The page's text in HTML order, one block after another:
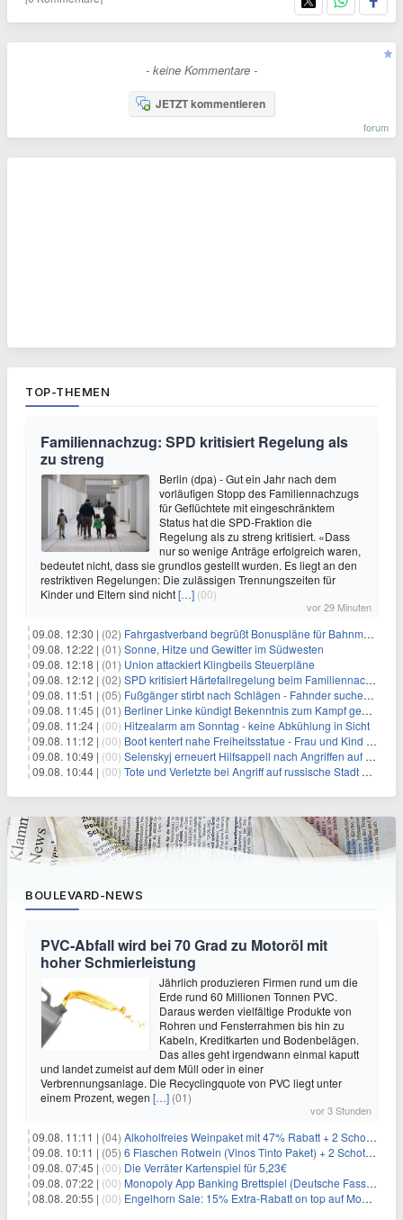
- keine Kommentare -
JETZT kommentieren
forum
TOP-THEMEN
Familiennachzug: SPD kritisiert Regelung als
zu streng
Berlin (dpa) - Gut ein Jahr nach dem
vorläufigen Stopp des Familiennachzugs
für Geflüchtete mit eingeschränktem
Status hat die SPD-Fraktion die
Regelung als zu streng kritisiert. «Dass
nur so wenige Anträge erfolgreich waren,
bedeutet nicht, dass sie grundlos gestellt wurden. Es liegt an den
restriktiven Regelungen: Die zulässigen Trennungszeiten für
Kinder und Eltern sind nicht[…] (00)
vor 29 Minuten
09.08. 12:30 | (02) Fahrgastverband begrüßt Bonuspläne für Bahnmanager
09.08. 12:22 | (01) Sonne, Hitze und Gewitter im Südwesten
09.08. 12:18 | (01) Union attackiert Klingbeils Steuerpläne
09.08. 12:12 | (02) SPD kritisiert Härtefallregelung beim Familiennachzug als zu streng
09.08. 11:51 | (05) Fußgänger stirbt nach Schlägen - Fahnder suchen Autofahrer
09.08. 11:45 | (01) Berliner Linke kündigt Bekenntnis zum Kampf gegen Antisemitismus an
09.08. 11:24 | (00) Hitzealarm am Sonntag - keine Abkühlung in Sicht
09.08. 11:12 | (00) Boot kentert nahe Freiheitsstatue - Frau und Kind sterben
09.08. 10:49 | (00) Selenskyj erneuert Hilfsappell nach Angriffen auf mehrere Städte
09.08. 10:44 | (00) Tote und Verletzte bei Angriff auf russische Stadt Belgorod
BOULEVARD-NEWS
PVC-Abfall wird bei 70 Grad zu Motoröl mit
hoher Schmierleistung
Jährlich produzieren Firmen rund um die
Erde rund 60 Millionen Tonnen PVC.
Daraus werden vielfältige Produkte von
Rohren und Fensterrahmen bis hin zu
Kabeln, Kreditkarten und Bodenbelägen.
Das alles geht irgendwann einmal kaputt
und landet zumeist auf dem Müll oder in einer
Verbrennungsanlage. Die Recyclingquote von PVC liegt unter
einem Prozent, wegen […] (01)
vor 3 Stunden
09.08. 11:11 | (04) Alkoholfreies Weinpaket mit 47% Rabatt + 2 Schott Zwiesel Gläser GRATIS für 29,99€
09.08. 10:11 | (05) 6 Flaschen Rotwein (Vinos Tinto Paket) + 2 Schott Zwiesel Gläser für 25,99€ inkl. Versand
09.08. 07:45 | (00) Die Verräter Kartenspiel für 5,23€
09.08. 07:22 | (00) Monopoly App Banking Brettspiel (Deutsche Fassung) für 9,84€
08.08. 20:55 | (00) Engelhorn Sale: 15% Extra-Rabatt on top auf Mode- und Sport-Artikel